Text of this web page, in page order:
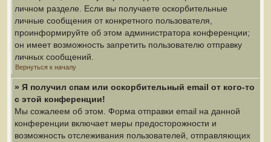
личном разделе. Если вы получаете оскорбительные
личные сообщения от конкретного пользователя,
проинформируйте об этом администратора конференции;
он имеет возможность запретить пользователю отправку
личных сообщений.
Вернуться к началу
» Я получил спам или оскорбительный email от кого-то
с этой конференции!
Мы сожалеем об этом. Форма отправки email на данной
конференции включает меры предосторожности и
возможность отслеживания пользователей, отправляющих